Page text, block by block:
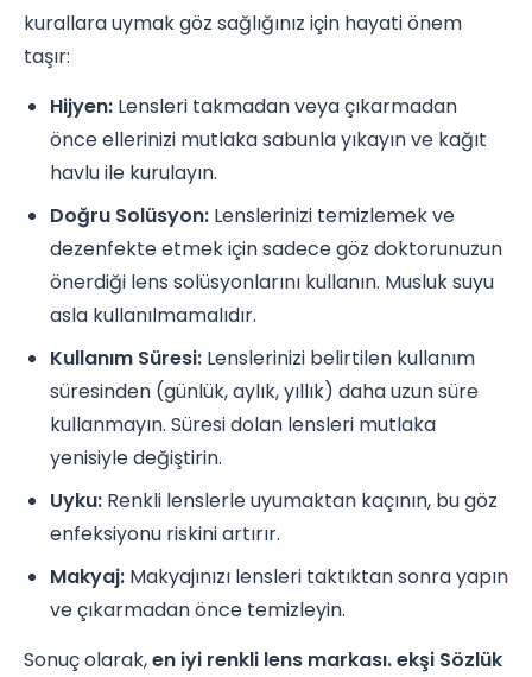
kurallara uymak göz sağlığınız için hayati önem
taşır:
Hijyen: Lensleri takmadan veya çıkarmadan
önce ellerinizi mutlaka sabunla yıkayın ve kağıt
havlu ile kurulayın.
Doğru Solüsyon: Lenslerinizi temizlemek ve
dezenfekte etmek için sadece göz doktorunuzun
önerdiği lens solüsyonlarını kullanın. Musluk suyu
asla kullanılmamalıdır.
Kullanım Süresi: Lenslerinizi belirtilen kullanım
süresinden (günlük, aylık, yıllık) daha uzun süre
kullanmayın. Süresi dolan lensleri mutlaka
yenisiyle değiştirin.
Uyku: Renkli lenslerle uyumaktan kaçının, bu göz
enfeksiyonu riskini artırır.
Makyaj: Makyajınızı lensleri taktıktan sonra yapın
ve çıkarmadan önce temizleyin.
Sonuç olarak,en iyi renkli lens markası. ekşi Sözlük